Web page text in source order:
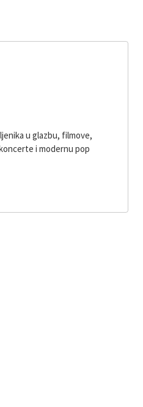
u glazbu, filmove,
i modernu pop